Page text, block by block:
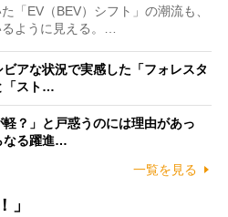
「EV（BEV）シフト」の潮流も、
ように見える。…
ビアな状況で実感した「フォレスタ
「スト…
？」と戸惑うのには理由があっ
なる躍進…
一覧を見る
」